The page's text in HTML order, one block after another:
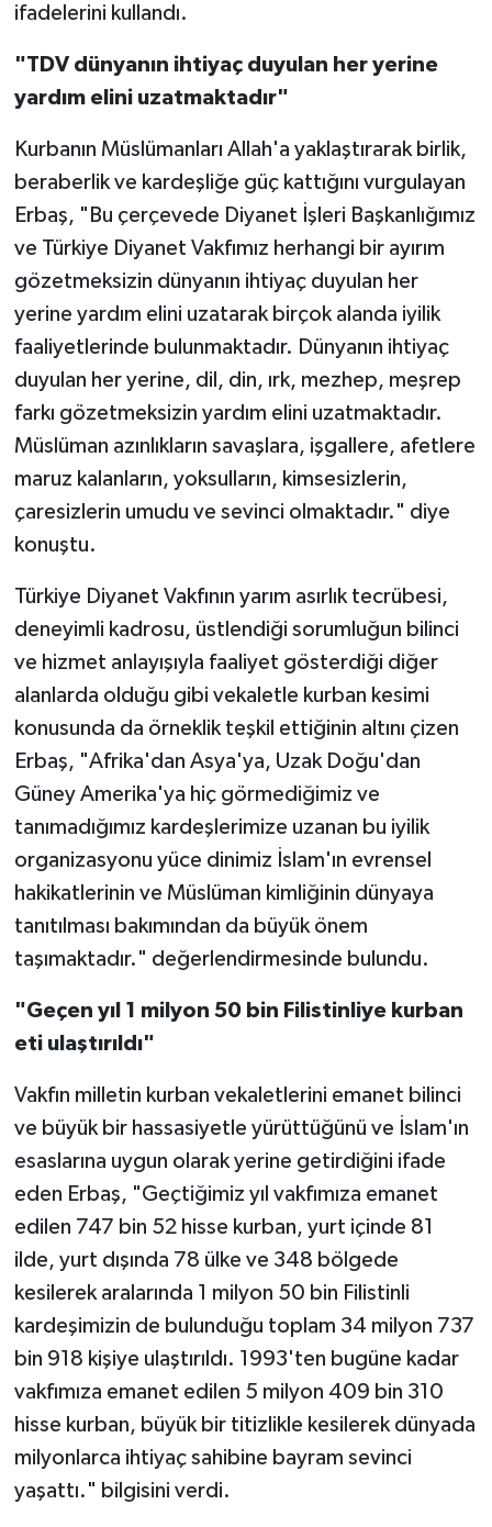
ifadelerini kullandı.
"TDV dünyanın ihtiyaç duyulan her yerine
yardım elini uzatmaktadır"
Kurbanın Müslümanları Allah'a yaklaştırarak birlik,
beraberlik ve kardeşliğe güç kattığını vurgulayan
Erbaş, "Bu çerçevede Diyanet İşleri Başkanlığımız
ve Türkiye Diyanet Vakfımız herhangi bir ayırım
gözetmeksizin dünyanın ihtiyaç duyulan her
yerine yardım elini uzatarak birçok alanda iyilik
faaliyetlerinde bulunmaktadır. Dünyanın ihtiyaç
duyulan her yerine, dil, din, ırk, mezhep, meşrep
farkı gözetmeksizin yardım elini uzatmaktadır.
Müslüman azınlıkların savaşlara, işgallere, afetlere
maruz kalanların, yoksulların, kimsesizlerin,
çaresizlerin umudu ve sevinci olmaktadır." diye
konuştu.
Türkiye Diyanet Vakfının yarım asırlık tecrübesi,
deneyimli kadrosu, üstlendiği sorumluğun bilinci
ve hizmet anlayışıyla faaliyet gösterdiği diğer
alanlarda olduğu gibi vekaletle kurban kesimi
konusunda da örneklik teşkil ettiğinin altını çizen
Erbaş, "Afrika'dan Asya'ya, Uzak Doğu'dan
Güney Amerika'ya hiç görmediğimiz ve
tanımadığımız kardeşlerimize uzanan bu iyilik
organizasyonu yüce dinimiz İslam'ın evrensel
hakikatlerinin ve Müslüman kimliğinin dünyaya
tanıtılması bakımından da büyük önem
taşımaktadır." değerlendirmesinde bulundu.
"Geçen yıl 1 milyon 50 bin Filistinliye kurban
eti ulaştırıldı"
Vakfın milletin kurban vekaletlerini emanet bilinci
ve büyük bir hassasiyetle yürüttüğünü ve İslam'ın
esaslarına uygun olarak yerine getirdiğini ifade
eden Erbaş, "Geçtiğimiz yıl vakfımıza emanet
edilen 747 bin 52 hisse kurban, yurt içinde 81
ilde, yurt dışında 78 ülke ve 348 bölgede
kesilerek aralarında 1 milyon 50 bin Filistinli
kardeşimizin de bulunduğu toplam 34 milyon 737
bin 918 kişiye ulaştırıldı. 1993'ten bugüne kadar
vakfımıza emanet edilen 5 milyon 409 bin 310
hisse kurban, büyük bir titizlikle kesilerek dünyada
milyonlarca ihtiyaç sahibine bayram sevinci
yaşattı." bilgisini verdi.